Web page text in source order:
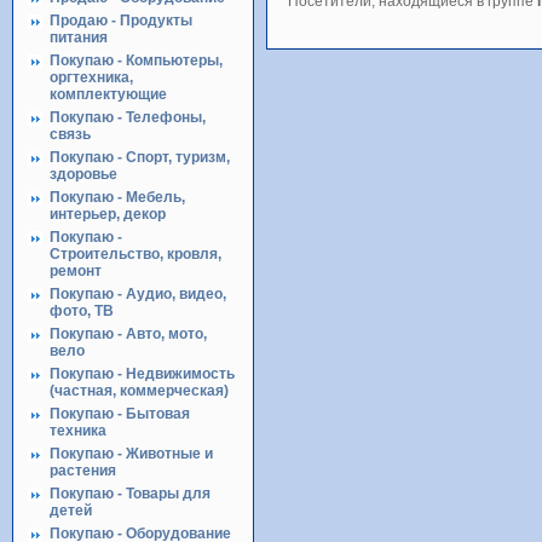
Продаю - Продукты
питания
Покупаю - Компьютеры,
оргтехника,
комплектующие
Покупаю - Телефоны,
связь
Покупаю - Спорт, туризм,
здоровье
Покупаю - Мебель,
интерьер, декор
Покупаю -
Строительство, кровля,
ремонт
Покупаю - Аудио, видео,
фото, ТВ
Покупаю - Авто, мото,
вело
Покупаю - Недвижимость
(частная, коммерческая)
Покупаю - Бытовая
техника
Покупаю - Животные и
растения
Покупаю - Товары для
детей
Покупаю - Оборудование